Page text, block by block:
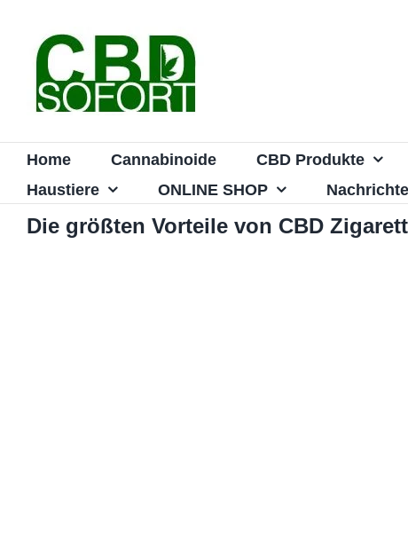
springen
Home Cannabinoide CBD Produkte
Haustiere
ONLINE SHOP
Die größten Vorteile von CBD